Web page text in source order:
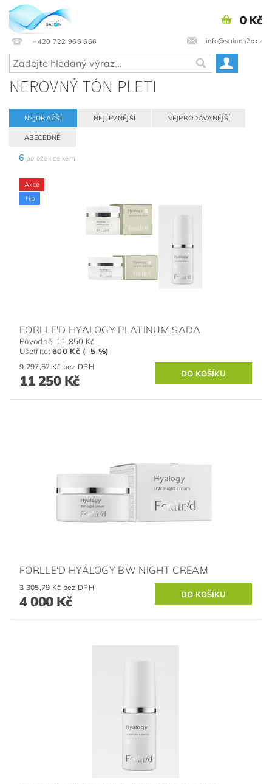
+420 722 966 666 info@salonh2o.cz
0 Kč
NEROVNÝ TÓN PLETI
NEJDRAŽŠÍ NEJLEVNĚJŠÍ NEJPRODÁVANĚJŠÍ
ABECEDNĚ
6 položek celkem
Akce
Tip
FORLLE'D HYALOGY PLATINUM SADA
Původně: 11 850 Kč
Ušetříte:600 Kč (–5 %)
9 297,52 Kč bez DPH
11 250 Kč
FORLLE'D HYALOGY BW NIGHT CREAM
3 305,79 Kč bez DPH
4 000 Kč